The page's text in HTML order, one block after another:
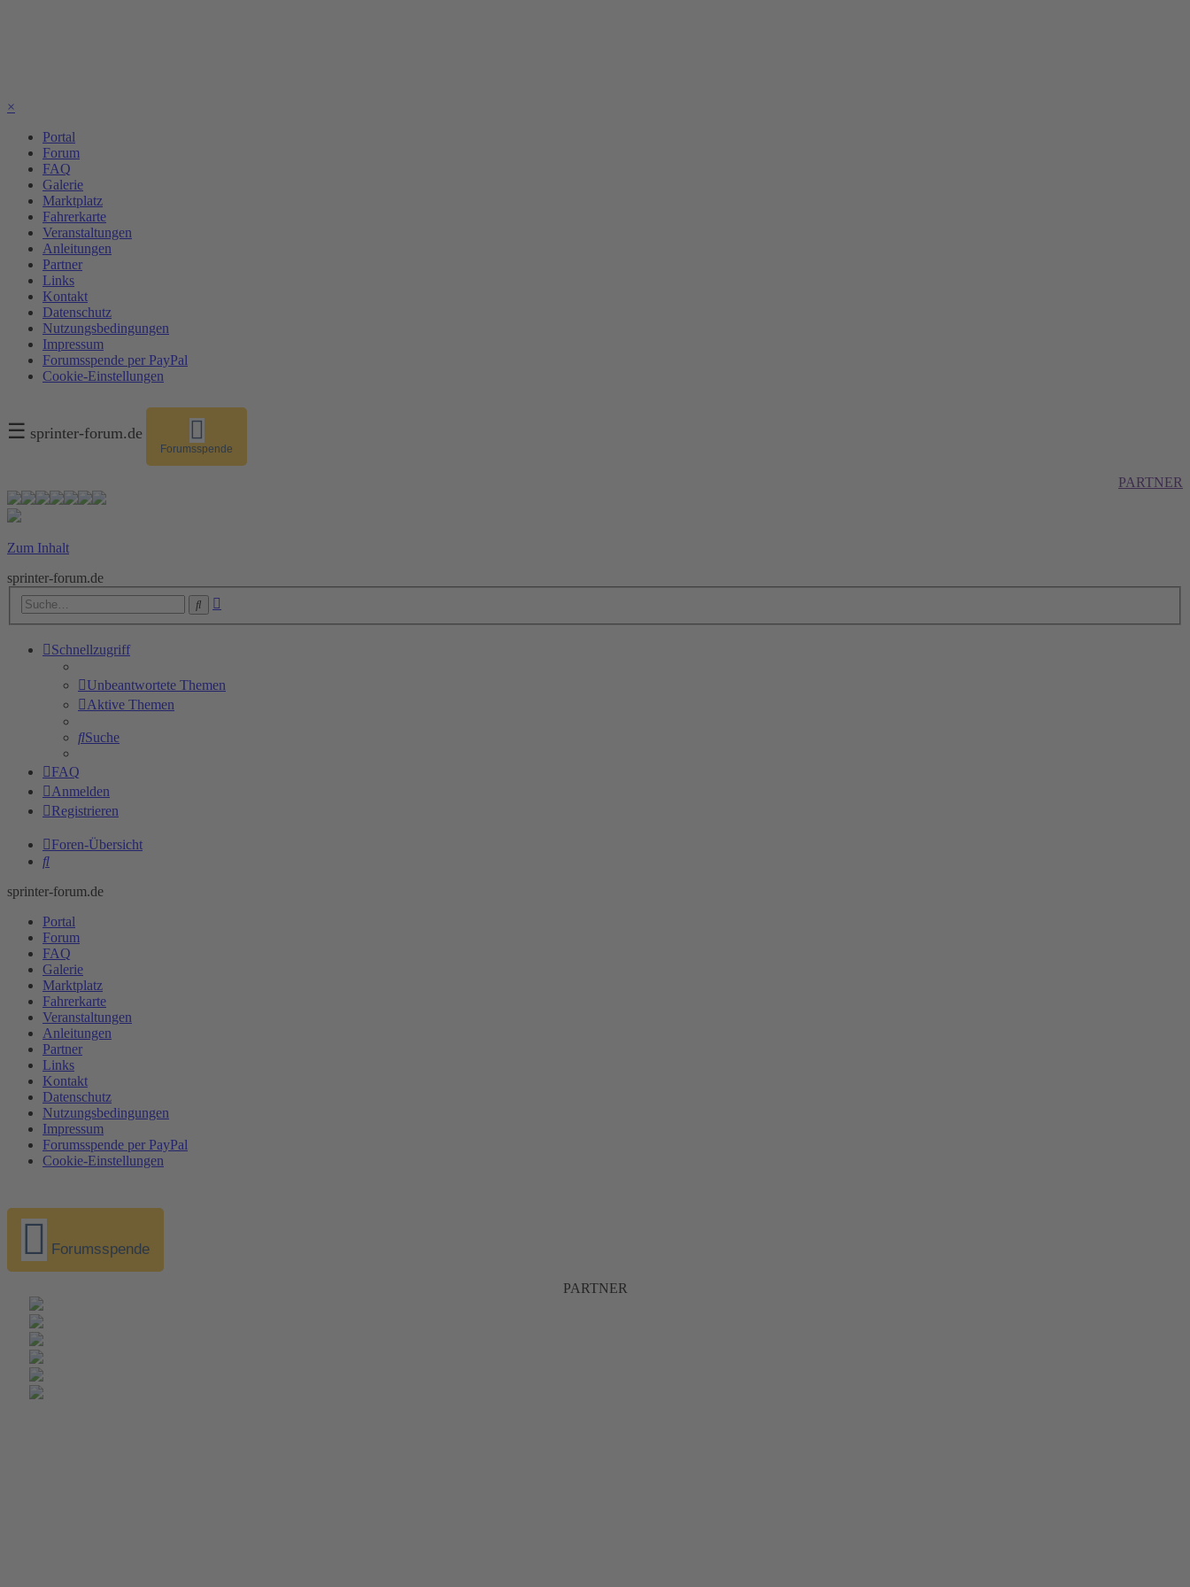
×
Portal
Forum
FAQ
Galerie
Marktplatz
Fahrerkarte
Veranstaltungen
Anleitungen
Partner
Links
Kontakt
Datenschutz
Nutzungsbedingungen
Impressum
Forumsspende per PayPal
Cookie-Einstellungen
☰ sprinter-forum.de
Forumsspende
PARTNER
Zum Inhalt
sprinter-forum.de
Suche
Schnellzugriff
Unbeantwortete Themen
Aktive Themen
Suche
FAQ
Anmelden
Registrieren
Foren-Übersicht
Suche
sprinter-forum.de
Portal
Forum
FAQ
Galerie
Marktplatz
Fahrerkarte
Veranstaltungen
Anleitungen
Partner
Links
Kontakt
Datenschutz
Nutzungsbedingungen
Impressum
Forumsspende per PayPal
Cookie-Einstellungen
Forumsspende
PARTNER